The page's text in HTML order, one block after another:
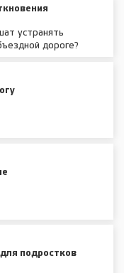
устранять
дороге?
подростков